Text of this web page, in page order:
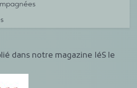
dans notre magazine IéS le